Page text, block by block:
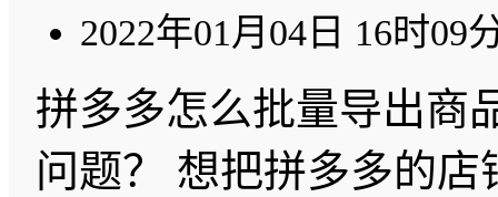
2022年01月04日 16时09
拼多多怎么批量导出商
问题？ 想把拼多多的店